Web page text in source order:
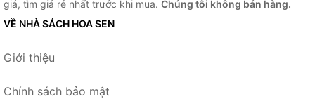
giá, tìm giá rẻ nhất trước khi mua. Chúng tôi không bán hàng.
VỀ NHÀ SÁCH HOA SEN
Giới thiệu
Chính sách bảo mật